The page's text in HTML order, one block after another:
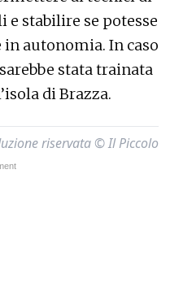
stabilire se potesse
autonomia. In caso
stata trainata
di Brazza.
riservata © Il Piccolo